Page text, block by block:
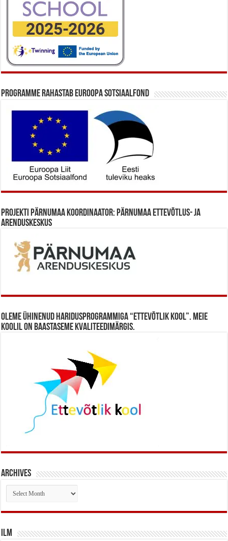
Programme rahastab Euroopa Sotsiaalfond
Projekti Pärnumaa koordinaator: Pärnumaa Ettevõtlus- ja
Arenduskeskus
Oleme ühinenud haridusprogrammiga “Ettevõtlik Kool”. Meie
koolil on baastaseme kvaliteedimärgis.
Archives
Archives
Ilm